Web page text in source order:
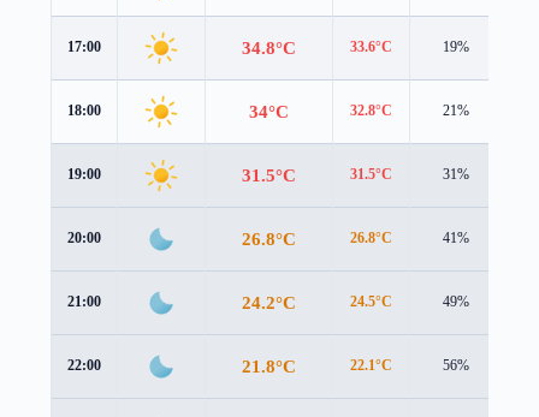
17:00 34.8°C 33.6°C 19%
18:00 34°C 32.8°C 21%
19:00 31.5°C 31.5°C 31%
20:00 26.8°C 26.8°C 41%
21:00 24.2°C 24.5°C 49%
22:00 21.8°C 22.1°C 56%